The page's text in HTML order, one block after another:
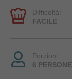
Difficoltà:
FACILE
Porzioni:
6 PERSONE